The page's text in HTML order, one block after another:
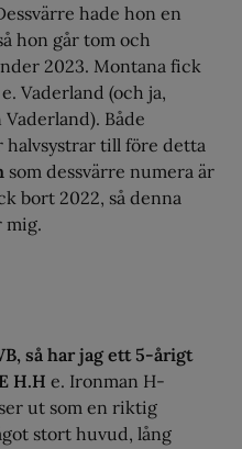
hade hon en
hon går tom och
2023. Montana fick
Vaderland (och ja,
Både
halvsystrar till före detta
som dessvärre numera är
bort 2022, så denna
mig.
så har jag ett 5-årigt
H.H e. Ironman H-
ut som en riktig
stort huvud, lång